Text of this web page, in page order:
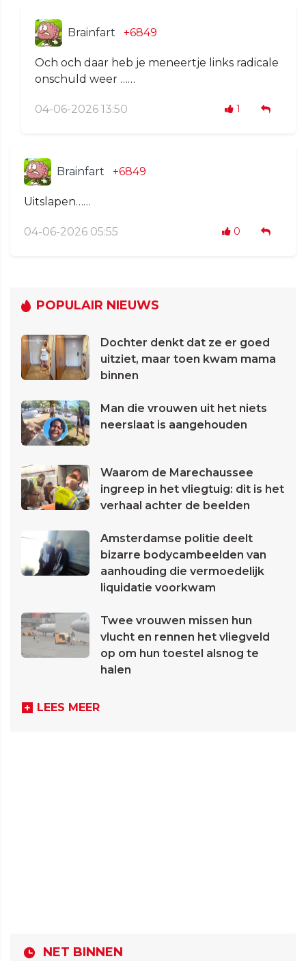
Brainfart +6849
Och och daar heb je meneertje links radicale
onschuld weer ……
04-06-2026 13:50 1
Brainfart +6849
Uitslapen……
04-06-2026 05:55 0
POPULAIR NIEUWS
Dochter denkt dat ze er goed
uitziet, maar toen kwam mama
binnen
Man die vrouwen uit het niets
neerslaat is aangehouden
Waarom de Marechaussee
ingreep in het vliegtuig: dit is het
verhaal achter de beelden
Amsterdamse politie deelt
bizarre bodycambeelden van
aanhouding die vermoedelijk
liquidatie voorkwam
Twee vrouwen missen hun
vlucht en rennen het vliegveld
op om hun toestel alsnog te
halen
LEES MEER
NET BINNEN